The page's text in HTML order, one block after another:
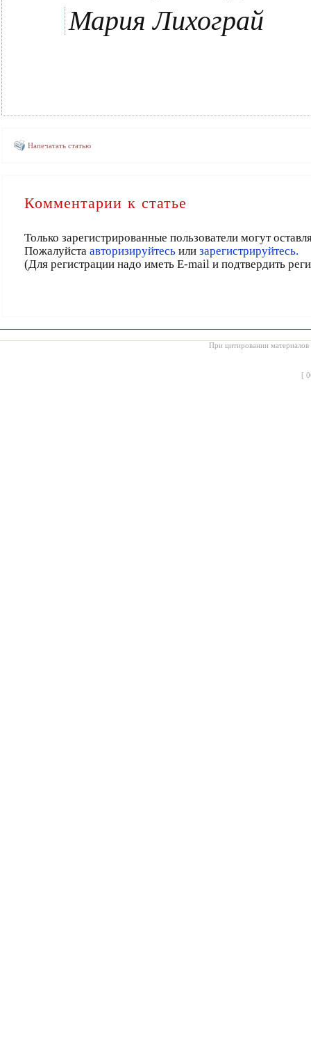
Мария Лихограй
Напечатать статью
Комментарии к статье
Только зарегистрированные пользователи могут
Пожалуйста авторизируйтесьили зарегистрируйтесь.
(Для регистрации надо иметь E-mail и подтвердить
При цитировании материалов
[